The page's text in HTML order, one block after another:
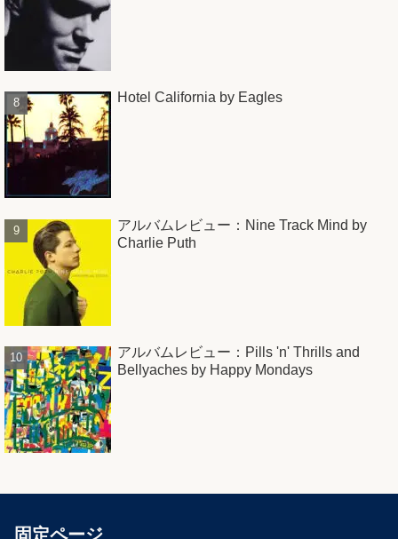
Hotel California by Eagles
アルバムレビュー：Nine Track Mind by
Charlie Puth
アルバムレビュー：Pills 'n' Thrills and
Bellyaches by Happy Mondays
固定ページ